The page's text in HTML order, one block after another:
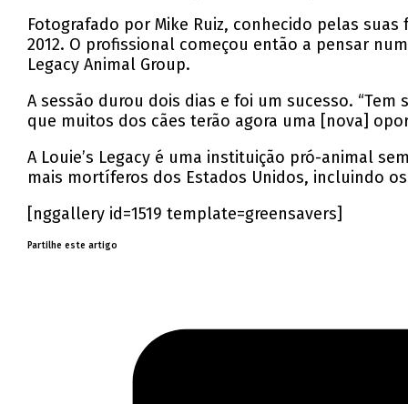
Fotografado por Mike Ruiz, conhecido pelas
2012. O profissional começou então a pensar
Legacy Animal Group.
A sessão durou dois dias e foi um sucesso.
que muitos dos cães terão agora uma [nova]
A Louie’s Legacy é uma instituição pró-animal
mais mortíferos dos Estados Unidos, incluindo
[nggallery id=1519 template=greensavers]
Partilhe este artigo